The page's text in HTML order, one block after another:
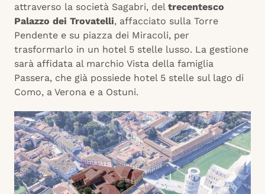
attraverso la società Sagabri, del trecentesco
Palazzo dei Trovatelli, affacciato sulla Torre
Pendente e su piazza dei Miracoli, per
trasformarlo in un hotel 5 stelle lusso. La gestione
sarà affidata al marchio Vista della famiglia
Passera, che già possiede hotel 5 stelle sul lago di
Como, a Verona e a Ostuni.